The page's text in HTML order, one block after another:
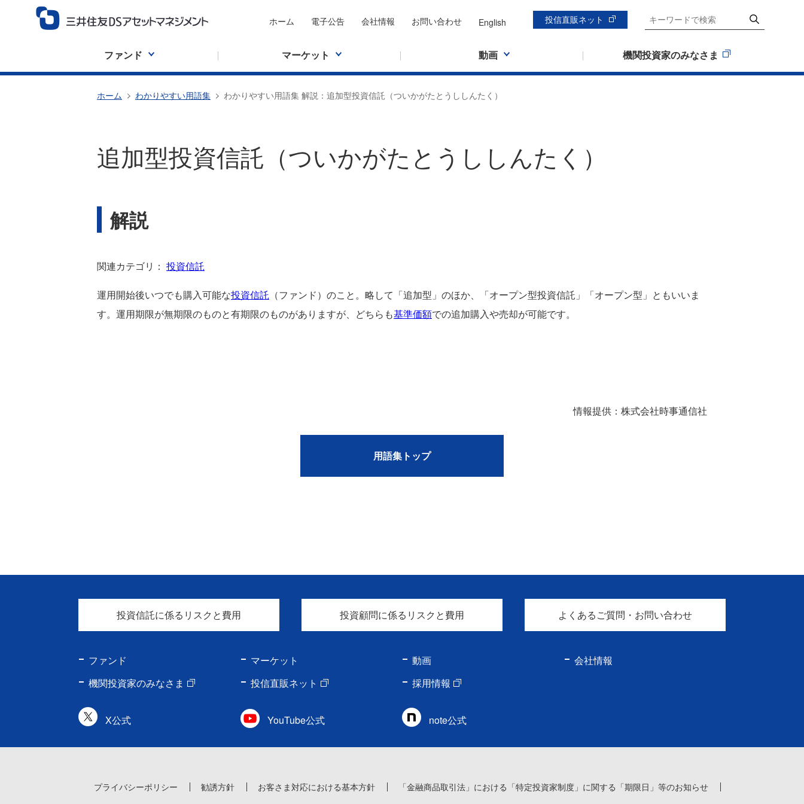
ホーム 電子公告 会社情報 お問い合わせ English 投信直販ネット
ファンド マーケット 動画 機関投資家のみなさま
ホーム わかりやすい用語集 わかりやすい用語集 解説：追加型投資信託（ついかがたとうししんたく）
追加型投資信託（ついかがたとうししんたく）
解説
関連カテゴリ： 投資信託
運用開始後いつでも購入可能な投資信託 （ファンド）のこと。略して「追加型」のほか、「オープン型投資信託」「オープン型」ともいいま
す。運用期限が無期限のものと有期限のものがありますが、どちらも基準価額での追加購入や売却が可能です。
情報提供：株式会社時事通信社
用語集トップ
投資信託に係るリスクと費用 投資顧問に係るリスクと費用 よくあるご質問・お問い合わせ
ファンド マーケット 動画
会社情報
機関投資家のみなさま
投信直販ネット 採用情報
X公式 YouTube公式 note公式
プライバシーポリシー 勧誘方針 お客さま対応における基本方針 「金融商品取引法」における「特定投資家制度」に関する「期限日」等のお知らせ